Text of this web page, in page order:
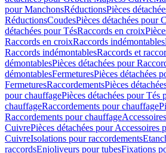
pour ManchonsRéductionsPièces
RéductionsCoudesPièces détachées pour
détachées pour TésRaccords en croix
Raccords en croixRaccords indémontables
Raccords indémontablesRaccords et
démontablesPièces détachées pour
démontablesFermeturesPièces détachées
FermeturesRaccordementsPièces
pour chauffagePièces détachées pour Tés
chauffageRaccordements pour chauffage
Raccordements pour chauffage
CuivrePièces détachées pour Accessoires
CuivreIsolations pour raccordements
raccordsEnjoliveurs pour tubesFixations